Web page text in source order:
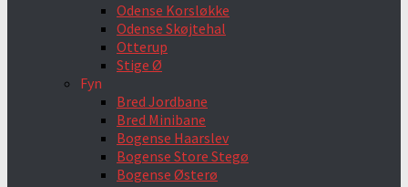
Odense Korsløkke
Odense Skøjtehal
Otterup
Stige Ø
Fyn
Bred Jordbane
Bred Minibane
Bogense Haarslev
Bogense Store Stegø
Bogense Østerø